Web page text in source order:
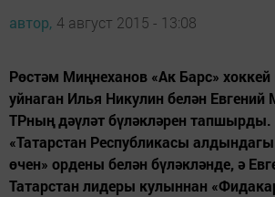
автор, 4 август 2015 - 13:08
Рөстәм Миңнеханов «Ак Барс»
уйнаган Илья Никулин белән Евгений
ТРның дәүләт бүләкләрен
«Татарстан Республикасы
өчен» ордены белән бүләкләнде, ә
Татарстан лидеры кулыннан